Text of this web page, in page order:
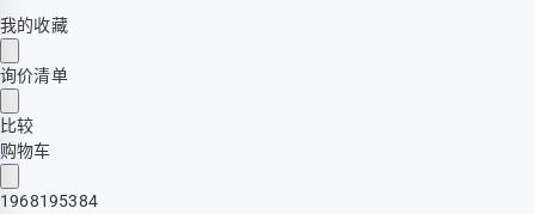
我的收藏
询价清单
比较
购物车
1968195384